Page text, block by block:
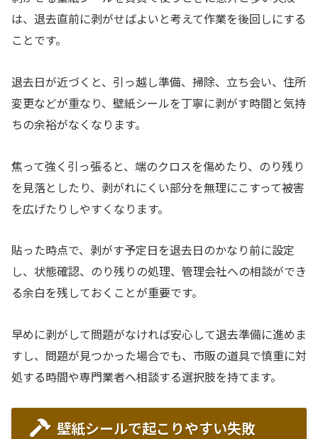
は、退去直前に剥がせばよいと考えて作業を後回しにする
ことです。
退去日が近づくと、引っ越し準備、掃除、立ち会い、住所
変更などが重なり、壁紙シールを丁寧に剥がす時間と気持
ちの余裕がなくなります。
焦って強く引っ張ると、端のクロスを傷めたり、のり残り
を見落としたり、剥がれにくい部分を無理にこすって被害
を広げたりしやすくなります。
貼った時点で、剥がす予定日を退去日のかなり前に設定
し、状態確認、のり残りの処理、管理会社への相談ができ
る余白を残しておくことが重要です。
早めに剥がして問題がなければ安心して退去準備に進めま
すし、問題が見つかった場合でも、市販の道具で慎重に対
処する時間や専門業者へ相談する選択肢を持てます。
壁紙シールで起こりやすい失敗